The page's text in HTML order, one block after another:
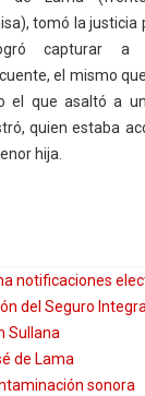
tomó la justicia
capturar a
el mismo
el que asaltó a
quien estaba
hija.
notificaciones
del Seguro
Sullana
de Lama
sonora